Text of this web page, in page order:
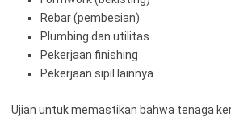
Rebar (pembesian)
Plumbing dan utilitas
Pekerjaan finishing
Pekerjaan sipil lainnya
Ujian untuk memastikan bahwa tenaga